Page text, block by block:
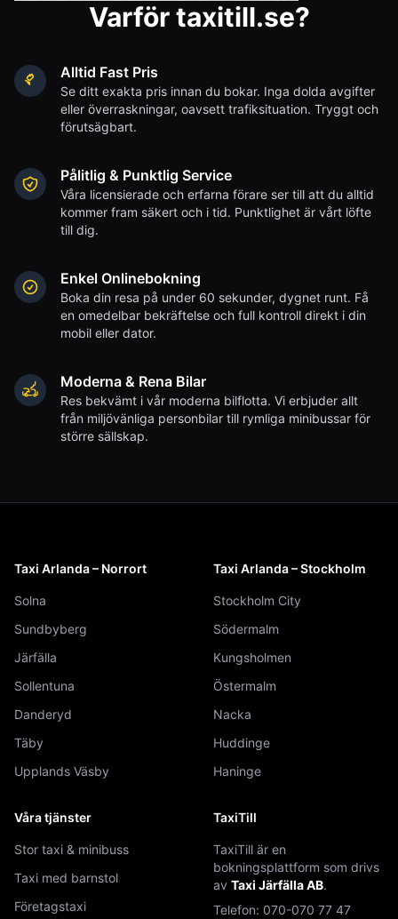
Varför taxitill.se?
Alltid Fast Pris
Se ditt exakta pris innan du bokar. Inga dolda avgifter
eller överraskningar, oavsett trafiksituation. Tryggt och
förutsägbart.
Pålitlig & Punktlig Service
Våra licensierade och erfarna förare ser till att du alltid
kommer fram säkert och i tid. Punktlighet är vårt löfte
till dig.
Enkel Onlinebokning
Boka din resa på under 60 sekunder, dygnet runt. Få
en omedelbar bekräftelse och full kontroll direkt i din
mobil eller dator.
Moderna & Rena Bilar
Res bekvämt i vår moderna bilflotta. Vi erbjuder allt
från miljövänliga personbilar till rymliga minibussar för
större sällskap.
Taxi Arlanda – Norrort
Solna
Sundbyberg
Järfälla
Sollentuna
Danderyd
Täby
Upplands Väsby
Taxi Arlanda – Stockholm
Stockholm City
Södermalm
Kungsholmen
Östermalm
Nacka
Huddinge
Haninge
Våra tjänster
Stor taxi & minibuss
Taxi med barnstol
Företagstaxi
TaxiTill
TaxiTill är en
bokningsplattform som drivs
av Taxi Järfälla AB.
Telefon: 070-070 77 47